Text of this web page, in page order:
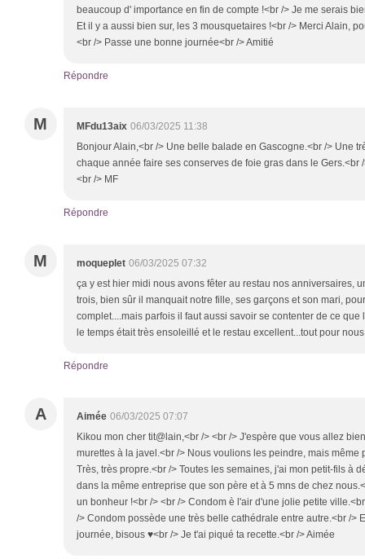
beaucoup d' importance en fin de compte !<br /> Je me serais
Et il y a aussi bien sur, les 3 mousquetaires !<br /> Merci Alain,
<br /> Passe une bonne journée<br /> Amitié
Répondre
M MFdu13aix 06/03/2025 11:38
Bonjour Alain,<br /> Une belle balade en Gascogne.<br /> Une
chaque année faire ses conserves de foie gras dans le Gers.<br
<br /> MF
Répondre
M moqueplet 06/03/2025 07:32
ça y est hier midi nous avons fêter au restau nos anniversaires,
trois, bien sûr il manquait notre fille, ses garçons et son mari,
complet....mais parfois il faut aussi savoir se contenter de ce
le temps était très ensoleillé et le restau excellent...tout pour
Répondre
A Aimée 06/03/2025 07:07
Kikou mon cher tit@lain,<br /> <br /> J'espère que vous allez
murettes à la javel.<br /> Nous voulions les peindre, mais même
Très, très propre.<br /> Toutes les semaines, j'ai mon petit-fils à
dans la même entreprise que son père et à 5 mns de chez
un bonheur !<br /> <br /> Condom è l'air d'une jolie petite
/> Condom possède une très belle cathédrale entre autre.<br />
journée, bisous ♥<br /> Je t'ai piqué ta recette.<br /> Aimée